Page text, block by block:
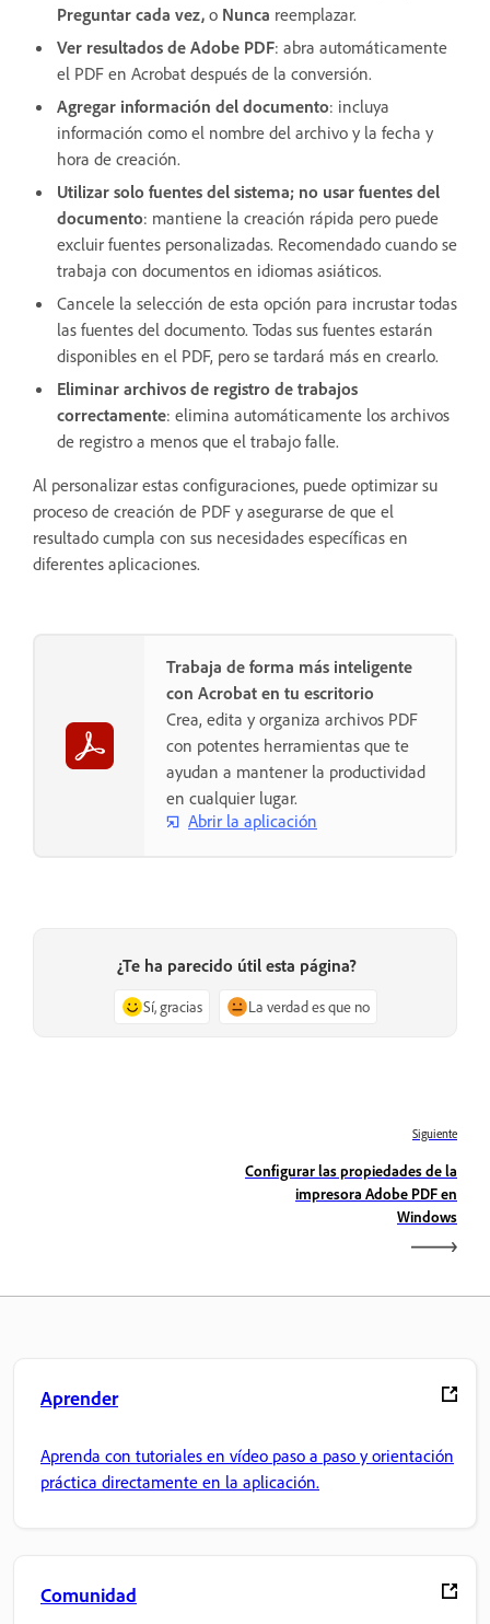
Preguntar cada vez, o Nunca reemplazar.
Ver resultados de Adobe PDF: abra automáticamente
el PDF en Acrobat después de la conversión.
Agregar información del documento: incluya
información como el nombre del archivo y la fecha y
hora de creación.
Utilizar solo fuentes del sistema; no usar fuentes del
documento: mantiene la creación rápida pero puede
excluir fuentes personalizadas. Recomendado cuando se
trabaja con documentos en idiomas asiáticos.
Cancele la selección de esta opción para incrustar todas
las fuentes del documento. Todas sus fuentes estarán
disponibles en el PDF, pero se tardará más en crearlo.
Eliminar archivos de registro de trabajos
correctamente: elimina automáticamente los archivos
de registro a menos que el trabajo falle.
Al personalizar estas configuraciones, puede optimizar su
proceso de creación de PDF y asegurarse de que el
resultado cumpla con sus necesidades específicas en
diferentes aplicaciones.
Trabaja de forma más inteligente
con Acrobat en tu escritorio
Crea, edita y organiza archivos PDF
con potentes herramientas que te
ayudan a mantener la productividad
en cualquier lugar.
Abrir la aplicación
¿Te ha parecido útil esta página?
Sí, gracias La verdad es que no
Siguiente
Configurar las propiedades de la
impresora Adobe PDF en
Windows
Aprender
Aprenda con tutoriales en vídeo paso a paso y orientación
práctica directamente en la aplicación.
Comunidad